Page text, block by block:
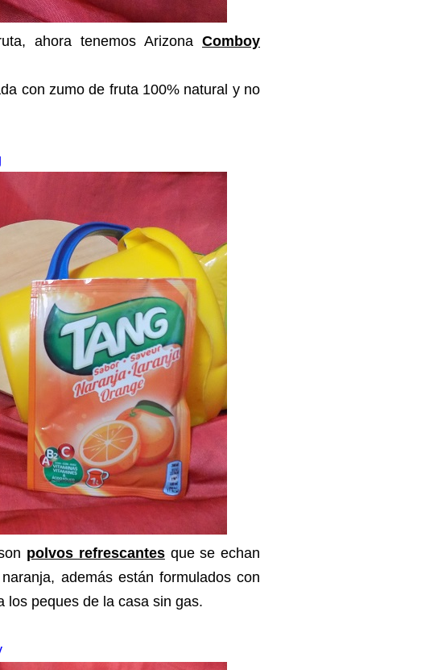
ahora tenemos Arizona Comboy
con zumo de fruta 100% natural y no
polvos refrescantesque se echan
además están formulados con
los peques de la casa sin gas.